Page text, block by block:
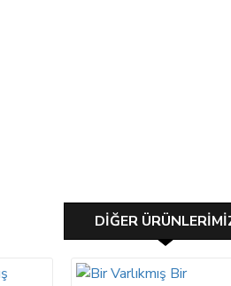
DIĞER